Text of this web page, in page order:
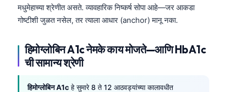
मधुमेहाच्या श्रेणीत असते. व्यावहारिक निष्कर्ष सोपा आहे—जर आकडा
गोष्टीशी जुळत नसेल, तर त्याला आधार (anchor) मानू नका.
हिमोग्लोबिन A1c नेमके काय मोजते—आणि HbA1c
ची सामान्य श्रेणी
हिमोग्लोबिन A1c हे सुमारे 8 ते 12 आठवड्यांच्या कालावधीत